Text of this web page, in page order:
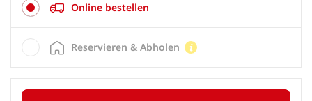
Online bestellen
Reservieren & Abholen